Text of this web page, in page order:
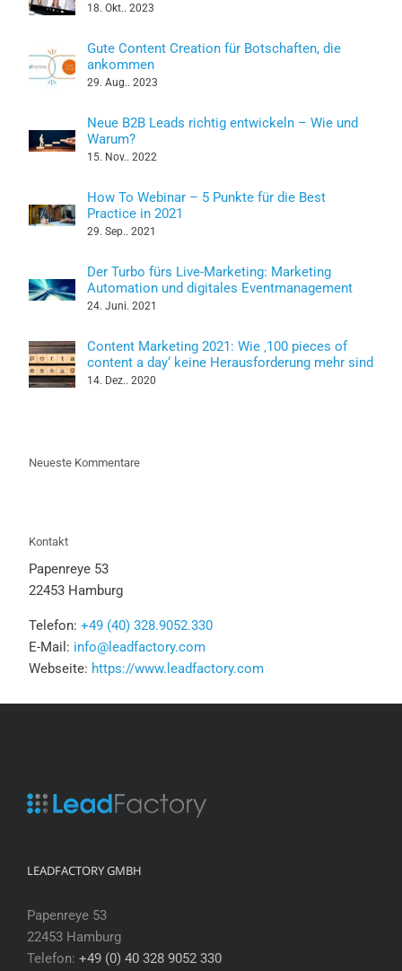
18. Okt.. 2023
Gute Content Creation für Botschaften, die
ankommen
29. Aug.. 2023
Neue B2B Leads richtig entwickeln – Wie und
Warum?
15. Nov.. 2022
How To Webinar – 5 Punkte für die Best
Practice in 2021
29. Sep.. 2021
Der Turbo fürs Live-Marketing: Marketing
Automation und digitales Eventmanagement
24. Juni. 2021
Content Marketing 2021: Wie ‚100 pieces of
content a day‘ keine Herausforderung mehr sind
14. Dez.. 2020
Neueste Kommentare
Kontakt
Papenreye 53
22453 Hamburg
Telefon: +49 (40) 328.9052.330
E-Mail: info@leadfactory.com
Webseite: https://www.leadfactory.com
LEADFACTORY GMBH
Papenreye 53
22453 Hamburg
Telefon: +49 (0) 40 328 9052 330